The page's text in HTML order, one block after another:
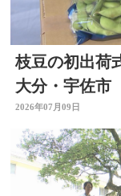
枝豆の初出荷
大分・宇佐市
2026年07月09日